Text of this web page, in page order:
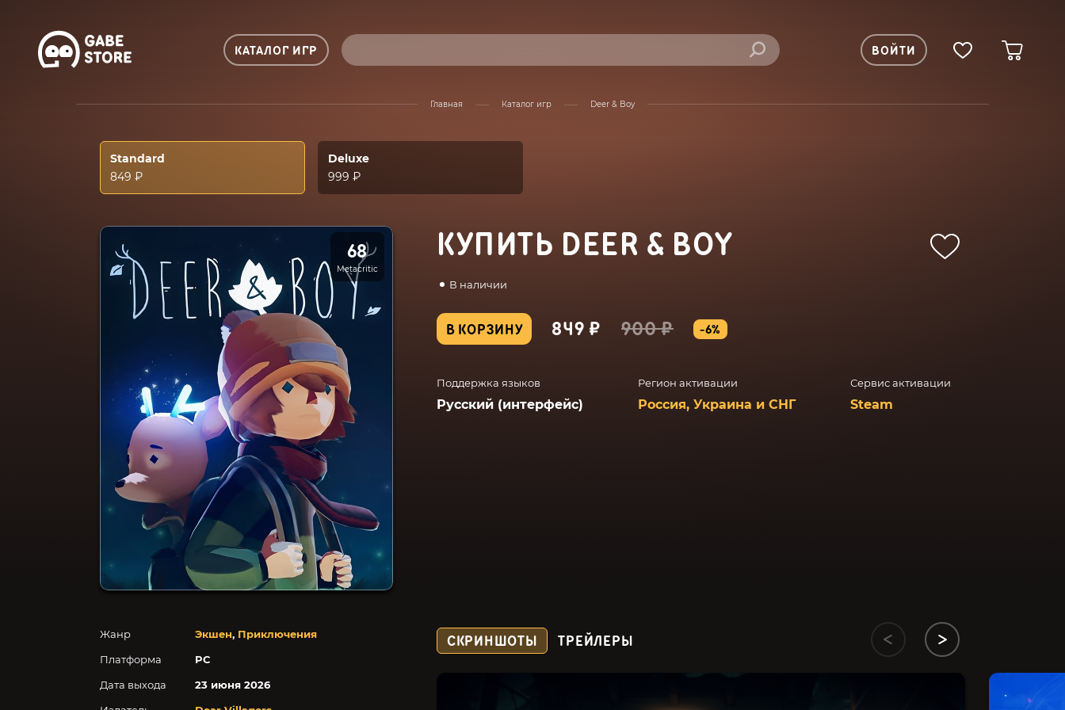
КАТАЛОГ ИГР ВОЙТИ
Главная Каталог игр Deer & Boy
Standard
849 ₽
Deluxe
999 ₽
68
Metacritic
КУПИТЬ DEER & BOY
В наличии
В КОРЗИНУ 849 ₽ 900 ₽ -6%
Поддержка языков
Русский (интерфейс)
Регион активации
Россия, Украина и СНГ
Сервис активации
Steam
Жанр Экшен, Приключения
Платформа
PC
Дата выхода
23 июня 2026
СКРИНШОТЫ ТРЕЙЛЕРЫ